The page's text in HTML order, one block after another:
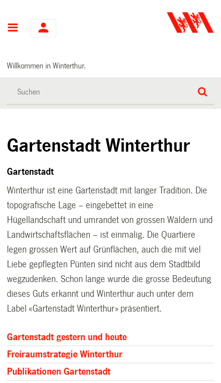
Hauptnavigation
Willkommen in Winterthur.
Gartenstadt Winterthur
Gartenstadt
Winterthur ist eine Gartenstadt mit langer Tradition. Die
topografische Lage – eingebettet in eine
Hügellandschaft und umrandet von grossen Wäldern und
Landwirtschaftsflächen – ist einmalig. Die Quartiere
legen grossen Wert auf Grünflächen, auch die mit viel
Liebe gepflegten Pünten sind nicht aus dem Stadtbild
wegzudenken. Schon lange wurde die grosse Bedeutung
dieses Guts erkannt und Winterthur auch unter dem
Label «Gartenstadt Winterthur» präsentiert.
Gartenstadt gestern und heute
Freiraumstrategie Winterthur
Publikationen Gartenstadt